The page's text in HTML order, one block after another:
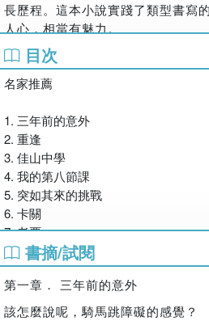
長歷程。這本小說實踐了類型書寫
人心，相當有魅力。
許建崑（中華民國兒童文學學會理事
這是一齣諷刺喜劇，一如韓劇，好
外的反轉，讓人驚愕而不能不追蹤
鄭淑華（國語日報總編輯）：
故事主軸描繪少女經歷馬術比賽訓
障礙，學習如何自我突破與成長的
成長的困境與抉擇，呈現生命經驗
人物刻畫鮮活，對話幽默蘊藏機鋒
小說。
目次
名家推薦
1. 三年前的意外
2. 重逢
3. 佳山中學
4. 我的第八節課
5. 突如其來的挑戰
6. 卡關
7. 老賈
8. 告別式
9. 豪門慶生會
10. 夢想的代價
11. 奔跑吧
書摘/試閱
第一章． 三年前的意外
該怎麼說呢，騎馬跳障礙的感覺？